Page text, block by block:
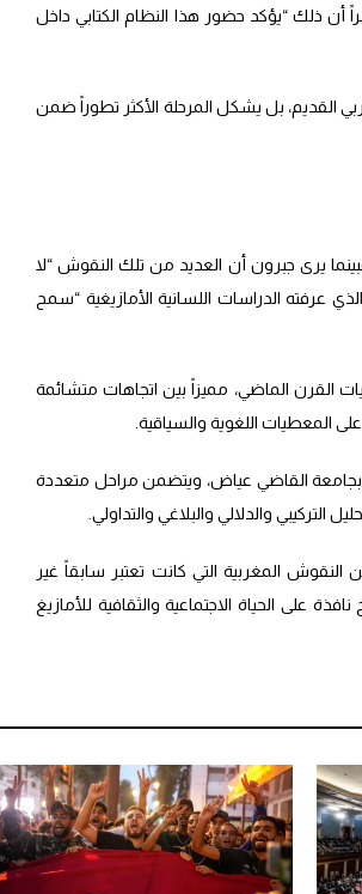
أن ذلك “يؤكد حضور هذا النظام الكتابي داخل
القديم، بل يشكل المرحلة الأكثر تطوراً ضمن
يرى جبرون أن العديد من تلك النقوش “لا
عرفته الدراسات اللسانية الأمازيغية “سمح
القرن الماضي، مميزاً بين اتجاهات متشائمة
المعطيات اللغوية والسياقية.
القاضي عياض، ويتضمن مراحل متعددة
التركيبي والدلالي والبلاغي والتداولي.
المغربية التي كانت تعتبر سابقاً غير
الحياة الاجتماعية والثقافية للأمازيغ